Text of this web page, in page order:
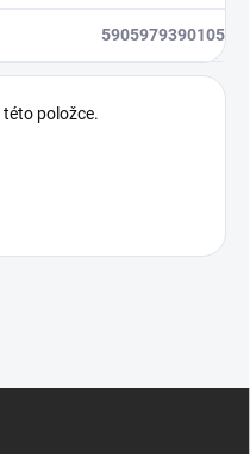
5905979390105
této položce.